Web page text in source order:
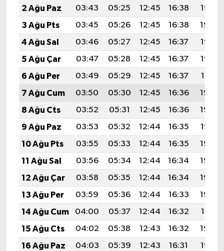
2 Ağu Paz
03:43 05:25 12:45 16:38
19:55
3 Ağu Pts
03:45 05:26 12:45 16:38
19:54
4 Ağu Sal
03:46 05:27 12:45 16:37
19:53
5 Ağu Çar
03:47 05:28 12:45 16:37
19:52
6 Ağu Per
03:49 05:29 12:45 16:37
19:51
7 Ağu Cum
03:50 05:30 12:45 16:36
19:49
8 Ağu Cts
03:52 05:31 12:45 16:36
19:48
9 Ağu Paz
03:53 05:32 12:44 16:35
19:47
10 Ağu Pts
03:55 05:33 12:44 16:35
19:46
11 Ağu Sal
03:56 05:34 12:44 16:34
19:45
12 Ağu Çar
03:58 05:35 12:44 16:34
19:43
13 Ağu Per
03:59 05:36 12:44 16:33
19:42
14 Ağu Cum
04:00 05:37 12:44 16:32
19:41
15 Ağu Cts
04:02 05:38 12:43 16:32
19:39
16 Ağu Paz
04:03 05:39 12:43 16:31
19:38